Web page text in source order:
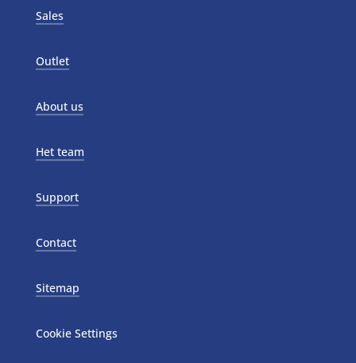
Sales
Outlet
About us
Het team
Support
Contact
Sitemap
Cookie Settings